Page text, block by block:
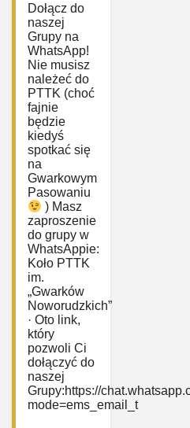
Dołącz do
naszej
Grupy na
WhatsApp!
Nie musisz
należeć do
PTTK (choć
fajnie
będzie
kiedyś
spotkać się
na
Gwarkowym
Pasowaniu
) Masz
zaproszenie
do grupy w
WhatsAppie:
‎Koło PTTK
im.
„Gwarków
Noworudzkich”
· Oto link,
który
pozwoli Ci
dołączyć do
naszej
Grupy:https://
mode=ems_email_t